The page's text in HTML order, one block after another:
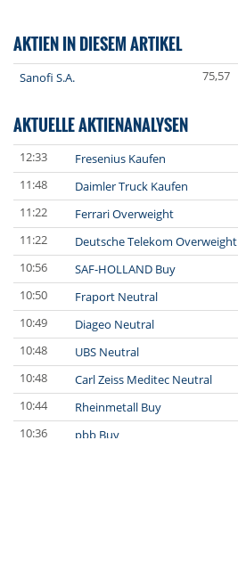
AKTIEN IN DIESEM ARTIKEL
Sanofi S.A. 75,57
AKTUELLE AKTIENANALYSEN
12:33 Fresenius Kaufen
11:48
Daimler Truck Kaufen
11:22
Ferrari Overweight
11:22
Deutsche Telekom Overweight
10:56
SAF-HOLLAND Buy
10:50
Fraport Neutral
10:49
Diageo Neutral
10:48
UBS Neutral
10:48
Carl Zeiss Meditec Neutral
10:44
Rheinmetall Buy
10:36
pbb Buy